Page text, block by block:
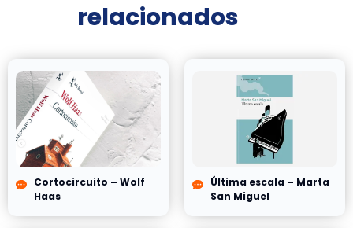
relacionados
Cortocircuito – Wolf
Haas
Última escala – Marta
San Miguel